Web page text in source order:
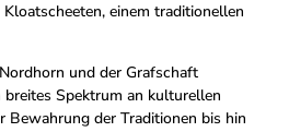
einem traditionellen
und der Grafschaft
Spektrum an kulturellen
Bewahrung der Traditionen bis hin